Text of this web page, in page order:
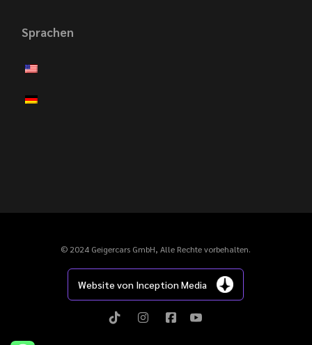
Sprachen
© 2024 Geigercars GmbH, Alle Rechte vorbehalten.
Website von Inception Media